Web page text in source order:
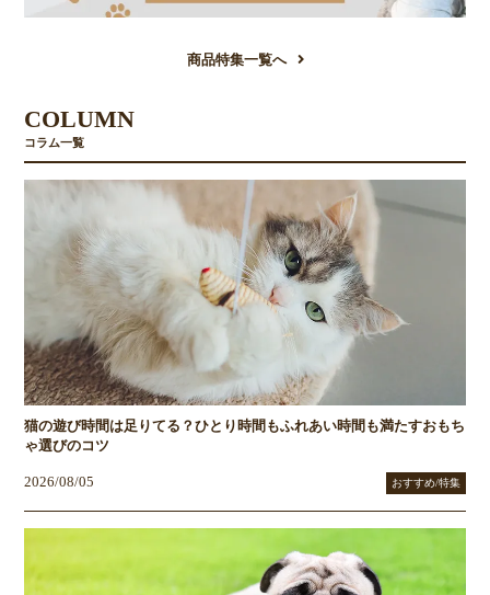
商品特集一覧へ
COLUMN
コラム一覧
猫の遊び時間は足りてる？ひとり時間もふれあい時間も満たすおもち
ゃ選びのコツ
2026/08/05 おすすめ/特集